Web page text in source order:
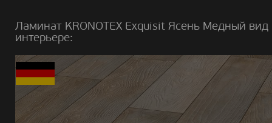
Ламинат KRONOTEX Exquisit Ясень Медный вид
интерьере: